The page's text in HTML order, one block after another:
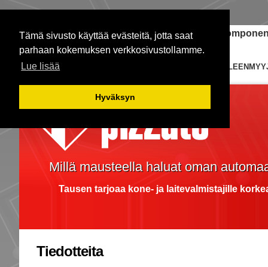
Tämä sivusto käyttää evästeitä, jotta saat
parhaan kokemuksen verkkosivustollamme.
Lue lisää
Hyväksyn
Janome-ompelukoneet Teollisuuden
ETUSIVU
Millä mausteella haluat oman
Tausen tarjoaa kone- ja laitevalmistajille
Tiedotteita